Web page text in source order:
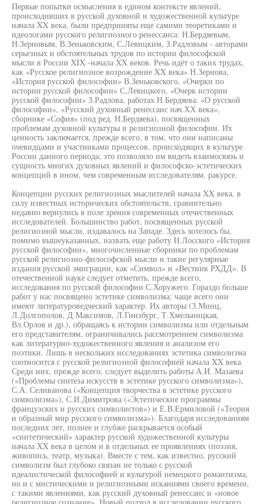
Первые попытки осмысления в едином контексте явлений,
происходивших в русской духовной и художественной культуре
начала XX века, были предприняты еще самими теоретиками и
идеологами русского религиозного ренессанса: Н.Бердяевым,
Н.Зерновым, В.Зеньковским, С.Левицким, З.Радловым - авторами
серьезных и обстоятельных трудов по истории философской
мысли в России XIX -начала XX веков. Речь идёт о таких трудах,
как «Русское религиозное возрождение XX века» Н.Зернова,
«История русской философии» В.Зеньковского, «Очерки по
истории русской философии» С.Левицкого, «Очерк истории
русской философии» З.Радлова, работах Н.Бердяева: «О русской
философии», «Русский духовный ренессанс нач.ХХ века»,
сборнике «София» (под ред. Н.Бердяева), посвященных
проблемам духовной культуры и религиозной философии. Их
ценность заключается, прежде всего, в том, что они написаны
очевидцами и участниками процессов, происходящих в культуре
России данного периода; это позволяло им видеть взаимосвязь и
сущность многих духовных явлений и философско-эстетических
концепций в ином, чем современным исследователям, ракурсе.
Концепции русских религиозных мыслителей начала XX века, в
силу известных исторических обстоятельств, сравнительно
недавно вернулись в поле зрения современных отечественных
исследователей. Большинство работ, посвященных русской
религиозной мысли, издавалось на Западе. Здесь хотелось бы,
помимо вышеуказанных, назвать еще работу Н.Лосского «История
русской философии», многочисленные сборники по проблемам
русской религиозно-философской мысли и такие регулярные
издания русской эмиграции, как «Символ» и «Вестник РХДД». В
отечественной науке следует отметить, прежде всего,
исследования по русской философии С.Хоружего. Гораздо больше
работ у нас посвящено эстетике символизма; чаще всего они
имеют литературоведческий характер. Их авторы (З.Минц,
Л.Долгополов, Д.Максимов, Л.Гинзбург, Т.Хмельницкая,
Вл.Орлов и др.), обращаясь к истории символизма или отдельным
его представителям, ограничивались рассмотрением символизма
как литературно-художественного явления и анализом его
поэтики. Лишь в нескольких исследованиях эстетика символизма
соотносится с русской религиозной философией начала XX века.
Среди них, прежде всего, следует выделить работы А.И. Мазаева
(«Проблемы синтеза искусств в эстетике русского символизма»),
С.А. Селиванова («Концепция творчества в эстетике русского
символизма»), С.И.Димитрова («Эстетические программы
французских и русских символистов») и Е.В.Ермиловой («Теория
и образный мир русского символизма»). Благодаря исследованиям
последних лет, полнее и глубже раскрывается особый
«синтетический» характер русской художественной культуры
начала XX века в целом и в отдельных ее проявлениях (поэзия,
живопись, театр, музыка). Вместе с тем, как известно, русский
символизм был глубоко связан не только с русской
идеалистической философией и культурой немецкого романтизма,
но и с мистическими и религиозными исканиями своего времени,
с такими явлениями, как русский духовный ренессанс и «новое